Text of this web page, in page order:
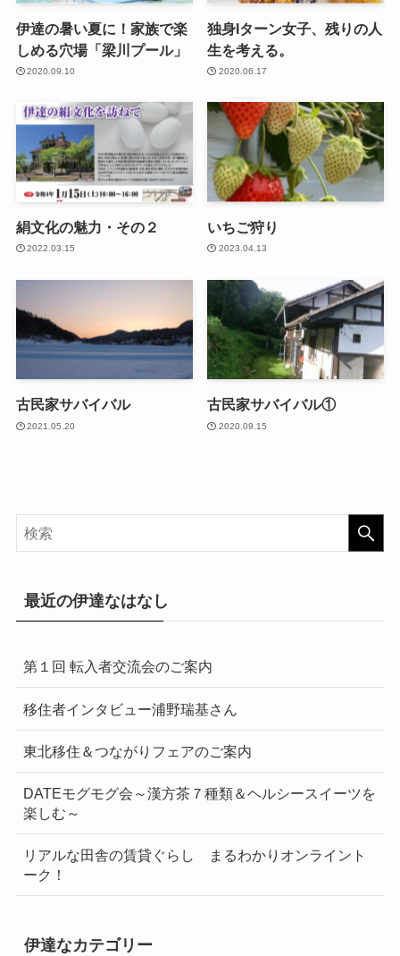
伊達の暑い夏に！家族で楽
しめる穴場「梁川プール」
2020.09.10
独身Iターン女子、残りの人
生を考える。
2020.06.17
絹文化の魅力・その２
2022.03.15
いちご狩り
2023.04.13
古民家サバイバル
2021.05.20
古民家サバイバル①
2020.09.15
最近の伊達なはなし
第１回 転入者交流会のご案内
移住者インタビュー浦野瑞基さん
東北移住＆つながりフェアのご案内
DATEモグモグ会～漢方茶７種類＆ヘルシースイーツを
楽しむ～
リアルな田舎の賃貸ぐらし まるわかりオンライント
ーク！
伊達なカテゴリー